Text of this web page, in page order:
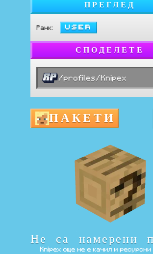
ПРЕГЛЕД
Ранк: User
СПОДЕЛЕТЕ
/profiles/Knipex
ПАКЕТИ
Не са намерени
Knipex още не е качил и ресурсни